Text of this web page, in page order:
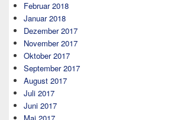
Februar 2018
Januar 2018
Dezember 2017
November 2017
Oktober 2017
September 2017
August 2017
Juli 2017
Juni 2017
Mai 2017